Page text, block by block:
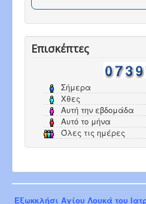
Επισκέπτες
Σήμερα
Χθες
Αυτή την εβδομάδα
Αυτό το μήνα
Όλες τις ημέρες
Εξωκκλήσι Αγίου Λουκά του